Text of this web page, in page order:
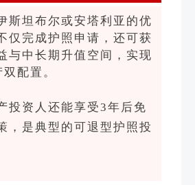
斯坦布尔或安塔利亚 的优
仅完成护照申请，还可获
与中长期升值空间，实现
配置。
投资人还能享受3年后免
，是典型的可退型护照投